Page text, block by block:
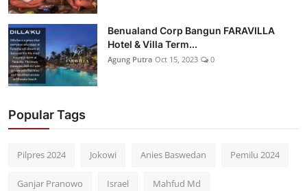
Benualand Corp Bangun FARAVILLA
Hotel & Villa Term...
Agung Putra Oct 15, 2023 0
Popular Tags
Pilpres 2024 Jokowi Anies Baswedan Pemilu 2024
Ganjar Pranowo Israel Mahfud Md